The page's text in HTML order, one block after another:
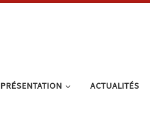
PRÉSENTATION ACTUALITÉS